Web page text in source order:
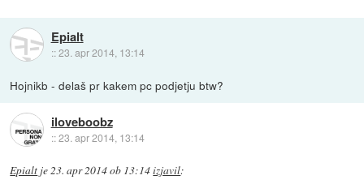
Epialt
::23. apr 2014, 13:14
Hojnikb - delaš pr kakem pc podjetju btw?
iloveboobz
::23. apr 2014, 13:14
Epialt je23. apr 2014 ob 13:14izjavil: